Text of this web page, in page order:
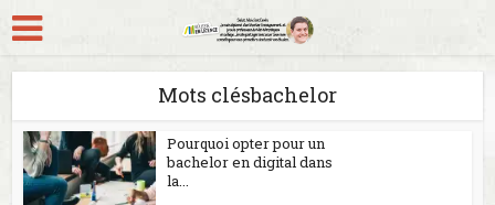
Mots clésbachelor
Pourquoi opter pour un
bachelor en digital dans
la...